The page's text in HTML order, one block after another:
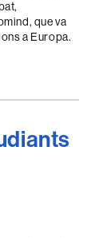
que va
a Europa.